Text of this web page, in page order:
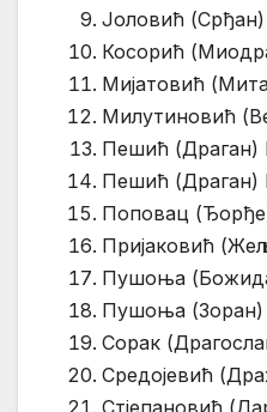
Јоловић
Косорић
Мијатовић
Милутиновић
Пешић (Драган)
Пешић (Драган)
Поповац
Пријаковић
Пушоња
Пушоња
Сорак
Средојевић
Стјепановић